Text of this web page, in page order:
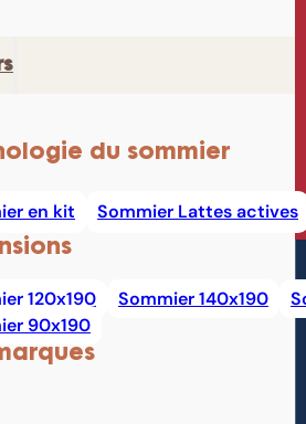
du sommier
en kit Sommier Lattes actives
120x190 Sommier 140x190
90x190